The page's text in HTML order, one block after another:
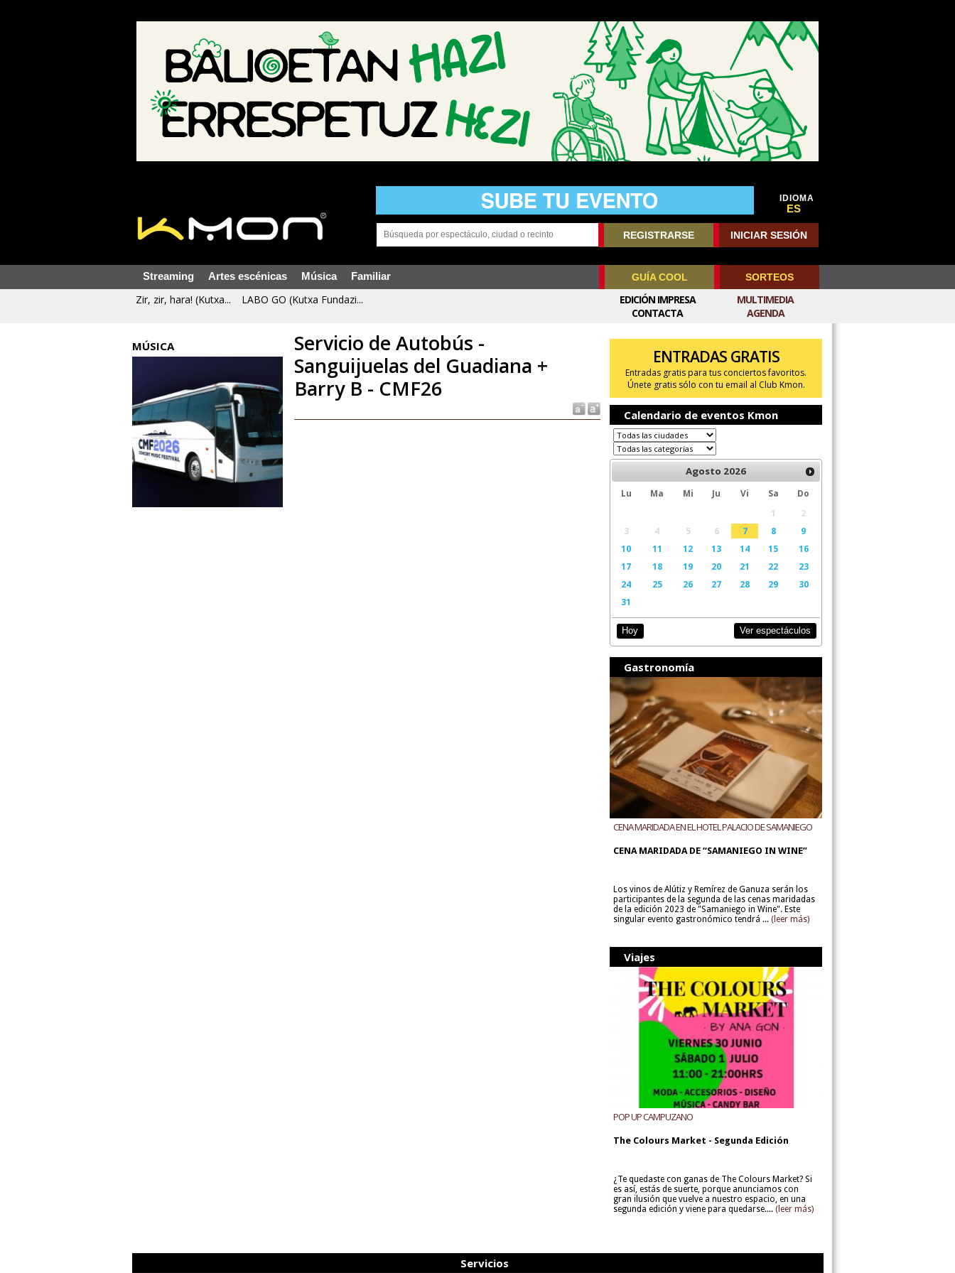
IDIOMA
ES
REGISTRARSE INICIAR SESIÓN
Streaming Artes escénicas Música Familiar GUÍA COOL SORTEOS
Zir, zir, hara! (Kutxa... LABO GO (Kutxa Fundazi...
MULTIMEDIA
AGENDA
EDICIÓN IMPRESA
CONTACTA
MÚSICA
Servicio de Autobús -
Sanguijuelas del Guadiana +
Barry B - CMF26
ENTRADAS GRATIS
Entradas gratis para tus conciertos favoritos.
Únete gratis sólo con tu email al Club Kmon.
Calendario de eventos Kmon
Agosto 2026
Lu Ma Mi Ju Vi Sa
Do
1
2
3
4 5 6 7 8
9
10
11 12 13 14 15
16
17
18 19 20 21 22
23
24
25 26 27 28 29
30
31
Hoy Ver espectáculos
Gastronomía
CENA MARIDADA EN EL HOTEL PALACIO DE SAMANIEGO
CENA MARIDADA DE “SAMANIEGO IN WINE”
Los vinos de Alútiz y Remírez de Ganuza serán los
participantes de la segunda de las cenas maridadas
de la edición 2023 de "Samaniego in Wine". Este
singular evento gastronómico tendrá ... (leer más)
Viajes
POP UP CAMPUZANO
The Colours Market - Segunda Edición
¿Te quedaste con ganas de The Colours Market? Si
es así, estás de suerte, porque anunciamos con
gran ilusión que vuelve a nuestro espacio, en una
segunda edición y viene para quedarse.... (leer más)
Servicios